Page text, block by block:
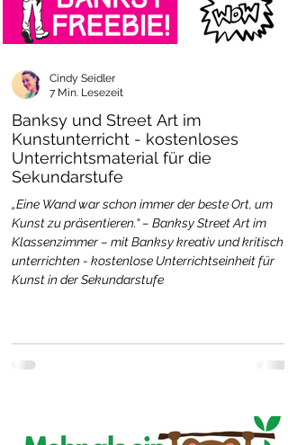
Banksy und Street Art im
Kunstunterricht - kostenloses
Unterrichtsmaterial für die
Sekundarstufe
„Eine Wand war schon immer der beste Ort, um
Kunst zu präsentieren.“ – Banksy Street Art im
Klassenzimmer – mit Banksy kreativ und kritisch
unterrichten - kostenlose Unterrichtseinheit für
Kunst in der Sekundarstufe
Cindy Seidler
7 Min. Lesezeit